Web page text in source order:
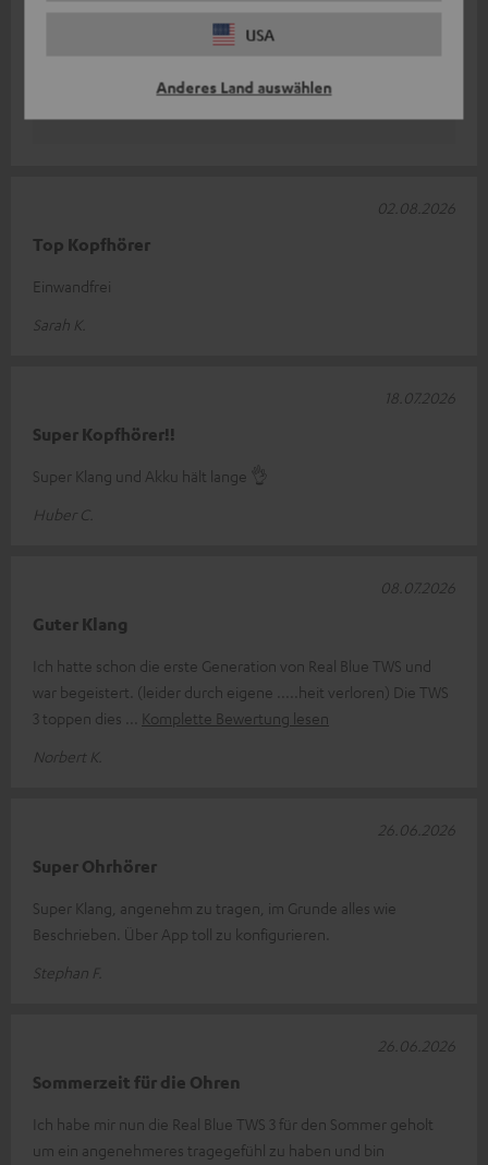
USA
Anderes Land auswählen
persönlichem Geschmack noch anpassen.
Bei technischen Schwierigkeiten stehen dir auch
gerne unsere netten Kollegen des technischen
Top Kopfhörer
Einwandfrei
Sarah K.
02.08.2026
Super Kopfhörer!!
Super Klang und Akku hält lange 👌
Huber C.
18.07.2026
Guter Klang
Ich hatte schon die erste Generation von Real Blue TWS und
war begeistert. (leider durch eigene .....heit verloren) Die TWS
3 toppen dies
Komplette Bewertung lesen
Norbert K.
08.07.2026
Super Ohrhörer
Super Klang, angenehm zu tragen, im Grunde alles wie
Beschrieben. Über App toll zu konfigurieren.
Stephan F.
26.06.2026
Sommerzeit für die Ohren
Ich habe mir nun die Real Blue TWS 3 für den Sommer geholt
um ein angenehmeres tragegefühl zu haben und bin
26.06.2026